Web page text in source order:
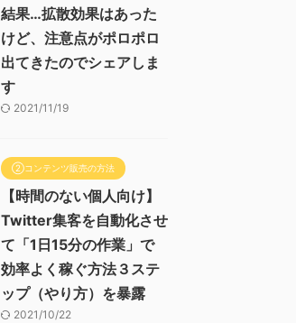
結果…拡散効果はあった
けど、注意点がポロポロ
出てきたのでシェアしま
す
2021/11/19
②コンテンツ販売の方法
【時間のない個人向け】
Twitter集客を自動化させ
て「1日15分の作業」で
効率よく稼ぐ方法３ステ
ップ（やり方）を暴露
2021/10/22